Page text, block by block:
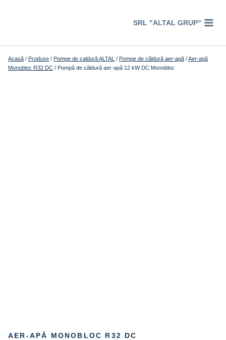
SRL "ALTAL GRUP"
Acasă / Produse / Pompe de caldură ALTAL / Pompe de căldură aer-apă /Aer-apă
Monobloc R32 DC / Pompă de căldură aer-apă 12 kW DC Monobloc
AER-APĂ MONOBLOC R32 DC